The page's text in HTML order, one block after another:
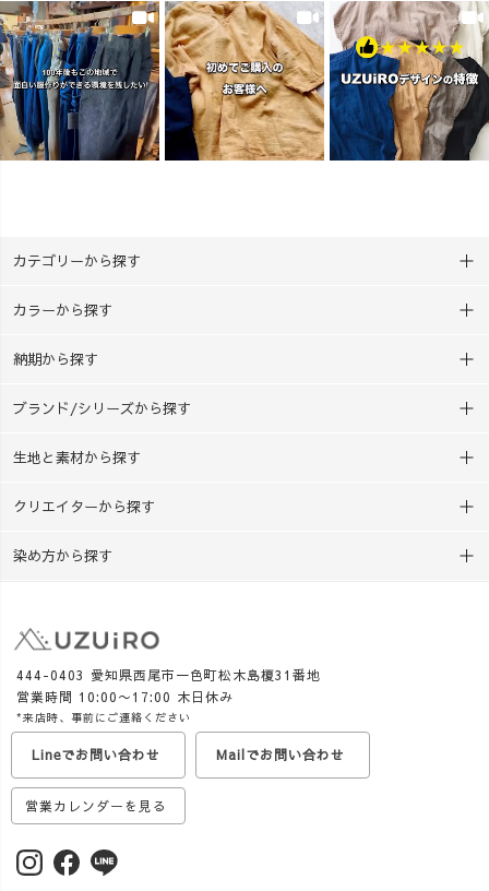
三河発カジュアルウェアブラ
ンド。 『らしく、心地よく、
着るたび好きになる』 ——
100年後もこの地域で、面白い
服づくりを。
___________________________
_____ #アラフォーコーデ #
どものような笑顔に😊 草木染
めには、正解も不正解もあり
ません。 折り方や輪ゴムの留
め方、染める時間によって、
一人ひとり違う色や模様が生
まれます。 「みんな違ってい
い」 そんなことも自然に感じ
っている学校が多く、給食に
ば、それ自体が教材になりま
まうものから、 環境のこ
づくりのこと。 いろい
も、草木染めの面白さです。
校・中学校の教師でした。 忙
のために授業を工夫する 先生
いきたいと思っています。
UZUiROでは現在、西尾
の抹茶を使った「おうち草木
染めキット」も販売中。
お湯・ボウル・計量カップが
あれば、 火を使わず、約30分
で草木染めを楽しめます🌿
夏休みの工作はもちろ
の？」から自由研究へ広げる
こともできます。 これ
りました🔥 「工作の準備
が大変…」 「家が汚れそ
う…」 「最後まで完成できる
かな？」 そんな心配もで
きるだけ少なく。 用意す
るものは、たったの3つ。
『ボウル・計量カップ・お
袋の中で染めるので汚れにく
約30分で完成する、親子で
カテゴリーから探す
カラーから探す
納期から探す
ブランド/シリーズから探す
生地と素材から探す
クリエイターから探す
染め方から探す
444-0403 愛知県西尾市一色町松木島榎31番地
営業時間 10:00〜17:00 木日休み
*来店時、事前にご連絡ください
Lineでお問い合わせ Mailでお問い合わせ
営業カレンダーを見る